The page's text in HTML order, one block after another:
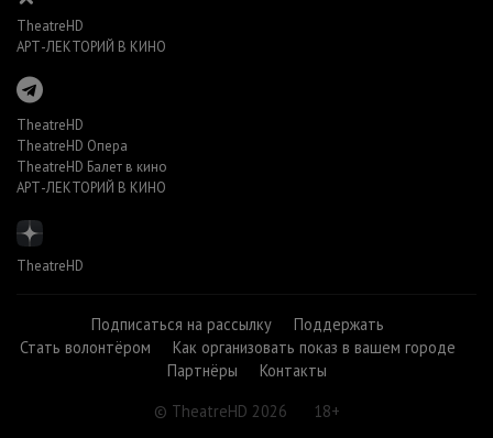
TheatreHD
АРТ-ЛЕКТОРИЙ В КИНО
TheatreHD
TheatreHD Опера
TheatreHD Балет в кино
АРТ-ЛЕКТОРИЙ В КИНО
TheatreHD
Подписаться на рассылку
Поддержать
Стать волонтёром
Как организовать показ в вашем городе
Партнёры
Контакты
© TheatreHD 2026
18+